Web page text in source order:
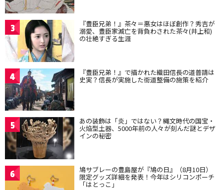
3 『豊臣兄弟！』茶々＝悪女はほぼ創作？秀吉が
溺愛、豊臣家滅亡を背負わされた茶々(井上和)
の壮絶すぎる生涯
4 『豊臣兄弟！』で描かれた織田信長の道普請は
史実？信長が実施した街道整備の施策を紹介
5 あの装飾は「炎」ではない？縄文時代の国宝・
火焔型土器、5000年前の人々が刻んだ謎とデザ
インの秘密
6 鳩サブレーの豊島屋が『鳩の日』（8月10日）
限定グッズ詳細を発表！今年はシリコンポーチ
「はとっこ」